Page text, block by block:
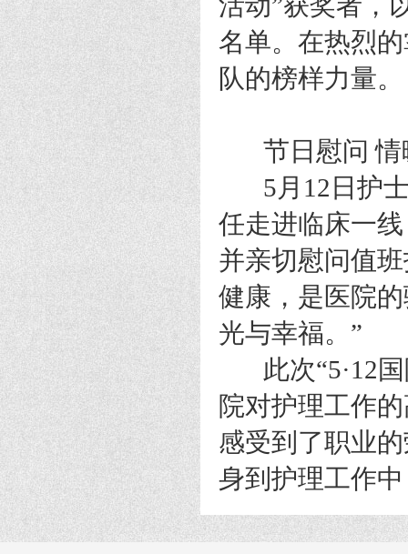
名单。在热烈
队的榜样力量。
节日慰问 情
5月12日护士
任走进临床一
并亲切慰问值
健康，是医院
光与幸福。”
此次“5·12国
院对护理工作
感受到了职业
身到护理工作